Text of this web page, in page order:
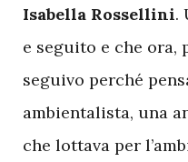
Isabella Rossellini.
e seguito e che ora,
seguivo perché
ambientalista, una
che lottava per